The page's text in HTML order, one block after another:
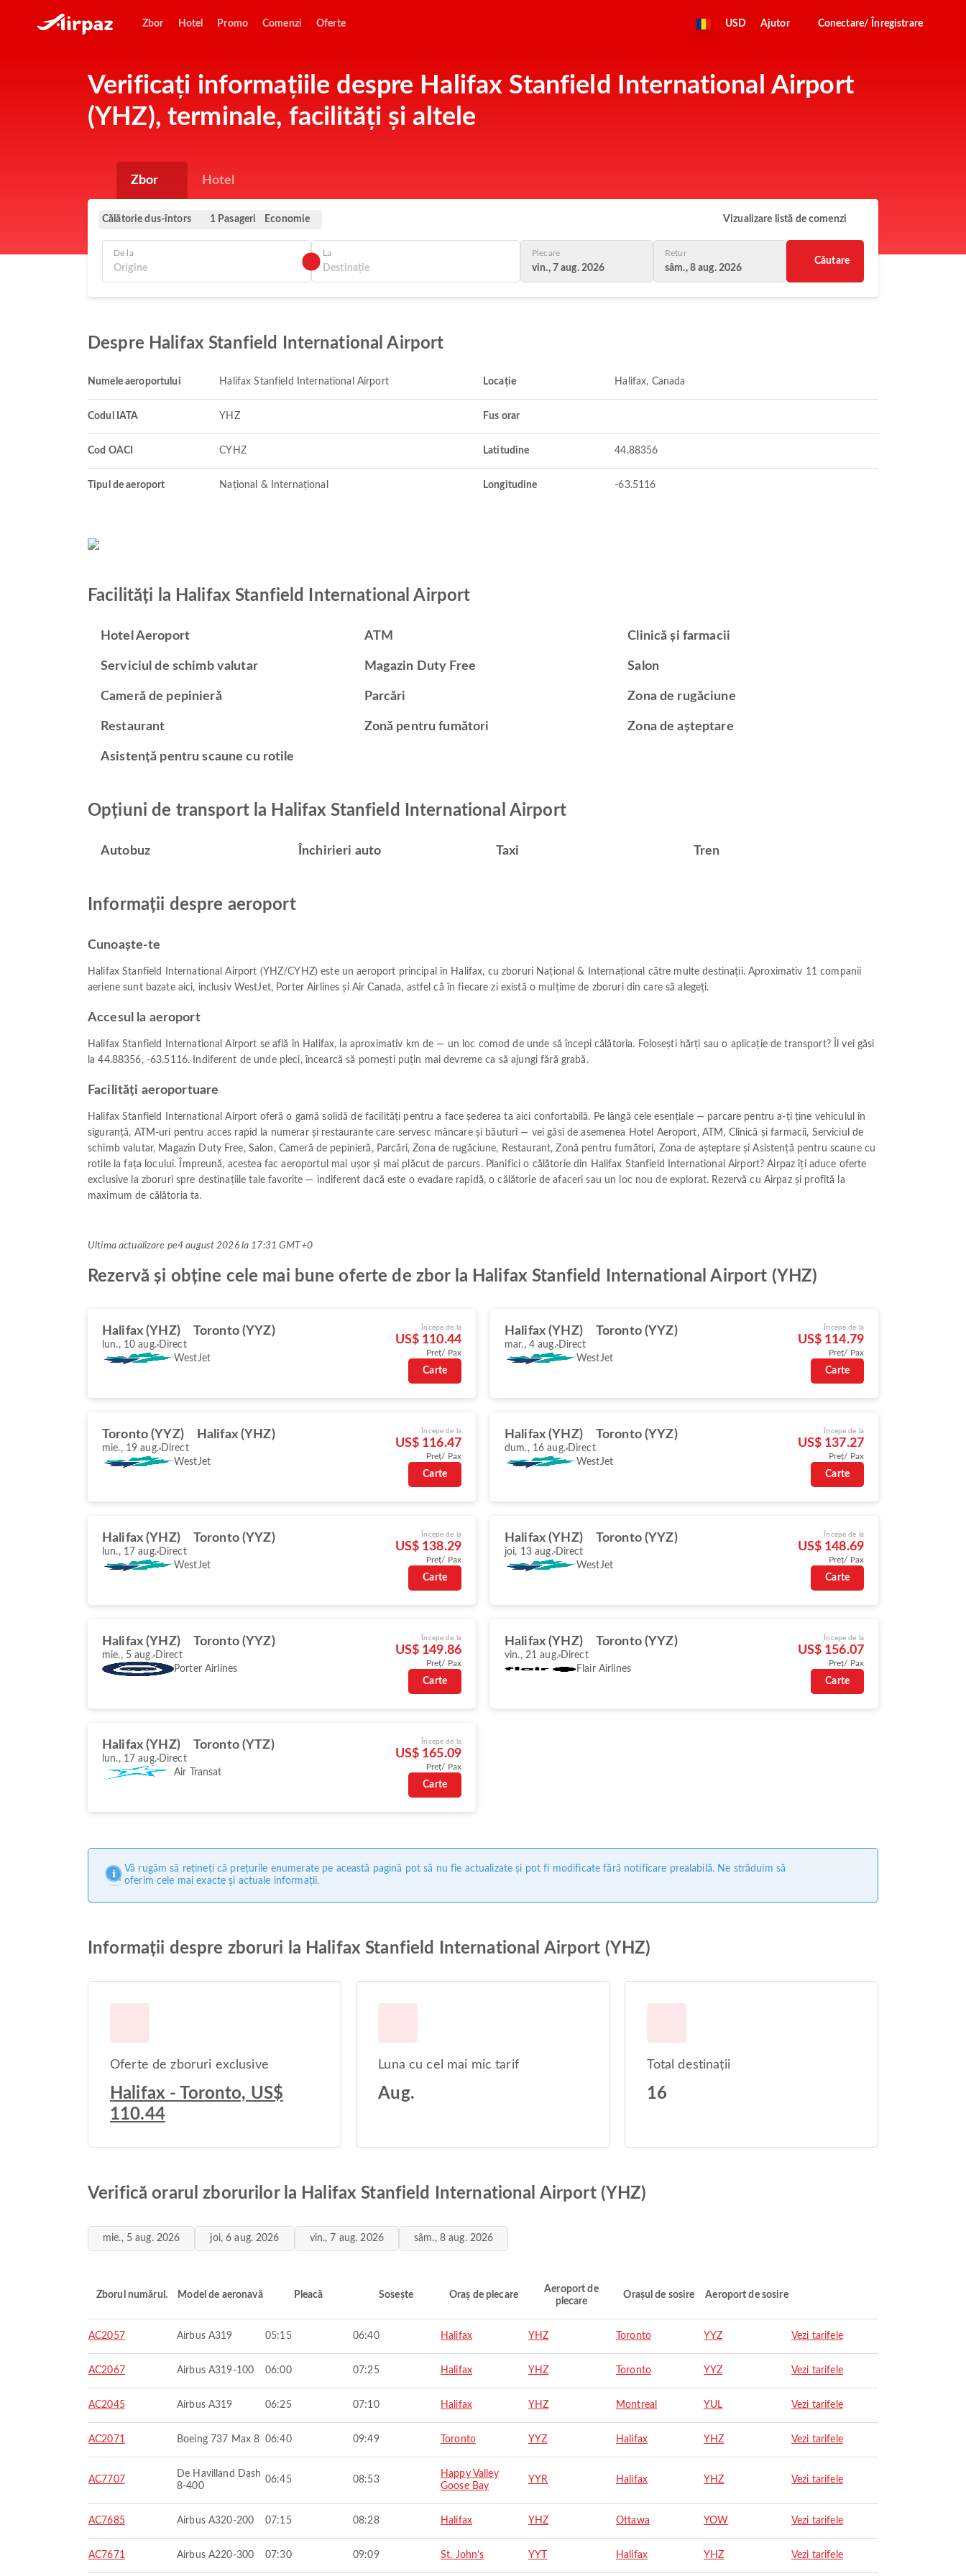
Zbor Hotel Promo Comenzi Oferte USD Ajutor Conectare/ Înregistrare
Verificați informațiile despre Halifax Stanfield International Airport
(YHZ), terminale, facilități și altele
Zbor Hotel
Călătorie dus-întors 1 Pasageri Economie Vizualizare listă de comenzi
De la La Plecare
vin., 7 aug. 2026
Retur
sâm., 8 aug. 2026
Căutare
Despre Halifax Stanfield International Airport
Numele aeroportului Halifax Stanfield International Airport
Codul IATA YHZ
Cod OACI CYHZ
Tipul de aeroport Național & Internațional
Locație Halifax, Canada
Fus orar
Latitudine 44.88356
Longitudine -63.5116
Facilități la Halifax Stanfield International Airport
Hotel Aeroport ATM Clinică și farmacii
Serviciul de schimb valutar Magazin Duty Free Salon
Cameră de pepinieră Parcări Zona de rugăciune
Restaurant Zonă pentru fumători Zona de așteptare
Asistență pentru scaune cu rotile
Opțiuni de transport la Halifax Stanfield International Airport
Autobuz Închirieri auto Taxi Tren
Informații despre aeroport
Cunoaște-te
Halifax Stanfield International Airport (YHZ/CYHZ) este un aeroport principal în Halifax, cu zboruri Național & Internațional către multe destinații. Aproximativ 11 companii
aeriene sunt bazate aici, inclusiv WestJet, Porter Airlines și Air Canada, astfel că în fiecare zi există o mulțime de zboruri din care să alegeți.
Accesul la aeroport
Halifax Stanfield International Airport se află în Halifax, la aproximativ km de — un loc comod de unde să începi călătoria. Folosești hărți sau o aplicație de transport? Îl vei găsi
la 44.88356, -63.5116. Indiferent de unde pleci, încearcă să pornești puțin mai devreme ca să ajungi fără grabă.
Facilități aeroportuare
Halifax Stanfield International Airport oferă o gamă solidă de facilități pentru a face șederea ta aici confortabilă. Pe lângă cele esențiale — parcare pentru a-ți ține vehiculul în
siguranță, ATM-uri pentru acces rapid la numerar și restaurante care servesc mâncare și băuturi — vei găsi de asemenea Hotel Aeroport, ATM, Clinică și farmacii, Serviciul de
schimb valutar, Magazin Duty Free, Salon, Cameră de pepinieră, Parcări, Zona de rugăciune, Restaurant, Zonă pentru fumători, Zona de așteptare și Asistență pentru scaune cu
rotile la fața locului. Împreună, acestea fac aeroportul mai ușor și mai plăcut de parcurs. Planifici o călătorie din Halifax Stanfield International Airport? Airpaz îți aduce oferte
exclusive la zboruri spre destinațiile tale favorite — indiferent dacă este o evadare rapidă, o călătorie de afaceri sau un loc nou de explorat. Rezervă cu Airpaz și profită la
maximum de călătoria ta.
Ultima actualizare pe4 august 2026 la 17:31 GMT+0
Rezervă și obține cele mai bune oferte de zbor la Halifax Stanfield International Airport (YHZ)
Halifax (YHZ) Toronto (YYZ)
lun., 10 aug. Direct
WestJet
Începe de la
US$ 110.44
Preț/ Pax
Carte
Halifax (YHZ) Toronto (YYZ)
mar., 4 aug. Direct
WestJet
Începe de la
US$ 114.79
Preț/ Pax
Carte
Toronto (YYZ) Halifax (YHZ)
mie., 19 aug. Direct
WestJet
Începe de la
US$ 116.47
Preț/ Pax
Carte
Halifax (YHZ) Toronto (YYZ)
dum., 16 aug. Direct
WestJet
Începe de la
US$ 137.27
Preț/ Pax
Carte
Halifax (YHZ) Toronto (YYZ)
lun., 17 aug. Direct
WestJet
Începe de la
US$ 138.29
Preț/ Pax
Carte
Halifax (YHZ) Toronto (YYZ)
joi, 13 aug. Direct
WestJet
Începe de la
US$ 148.69
Preț/ Pax
Carte
Halifax (YHZ) Toronto (YYZ)
mie., 5 aug. Direct
Porter Airlines
Începe de la
US$ 149.86
Preț/ Pax
Carte
Halifax (YHZ) Toronto (YYZ)
vin., 21 aug. Direct
Flair Airlines
Începe de la
US$ 156.07
Preț/ Pax
Carte
Halifax (YHZ) Toronto (YTZ)
lun., 17 aug. Direct
Air Transat
Începe de la
US$ 165.09
Preț/ Pax
Carte
Vă rugăm să rețineți că prețurile enumerate pe această pagină pot să nu fie actualizate și pot fi modificate fără notificare prealabilă. Ne străduim să
oferim cele mai exacte și actuale informații.
Informații despre zboruri la Halifax Stanfield International Airport (YHZ)
Oferte de zboruri exclusive
Halifax - Toronto, US$
110.44
Luna cu cel mai mic tarif
Aug.
Total destinații
16
Verifică orarul zborurilor la Halifax Stanfield International Airport (YHZ)
mie., 5 aug. 2026 joi, 6 aug. 2026 vin., 7 aug. 2026 sâm., 8 aug. 2026
Zborul numărul. Model de aeronavă Pleacă Sosește Oraș de plecare
Aeroport de
plecare
Orașul de sosire Aeroport de sosire
AC2057 Airbus A319 05:15 06:40 Halifax YHZ Toronto YYZ Vezi tarifele
AC2067 Airbus A319-100 06:00 07:25 Halifax YHZ Toronto YYZ Vezi tarifele
AC2045 Airbus A319 06:25 07:10 Halifax YHZ Montreal YUL Vezi tarifele
AC2071 Boeing 737 Max 8 06:40 09:49 Toronto YYZ Halifax YHZ Vezi tarifele
AC7707
De Havilland Dash
8-400
06:45 08:53
Happy Valley
Goose Bay
YYR Halifax YHZ Vezi tarifele
AC7685 Airbus A320-200 07:15 08:28 Halifax YHZ Ottawa YOW Vezi tarifele
AC7671 Airbus A220-300 07:30 09:09 St. John's YYT Halifax YHZ Vezi tarifele